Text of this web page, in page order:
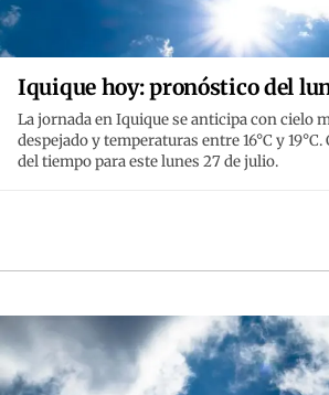
Iquique hoy: pronóstico del
La jornada en Iquique se anticipa con cielo
despejado y temperaturas entre 16°C y
del tiempo para este lunes 27 de julio.